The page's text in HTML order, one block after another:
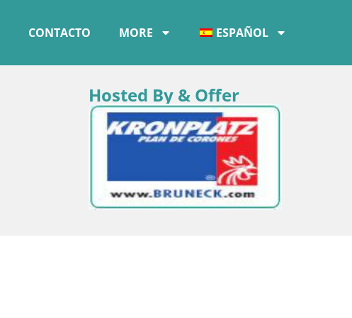
CONTACTO MORE ESPAÑOL
Hosted By & Offer